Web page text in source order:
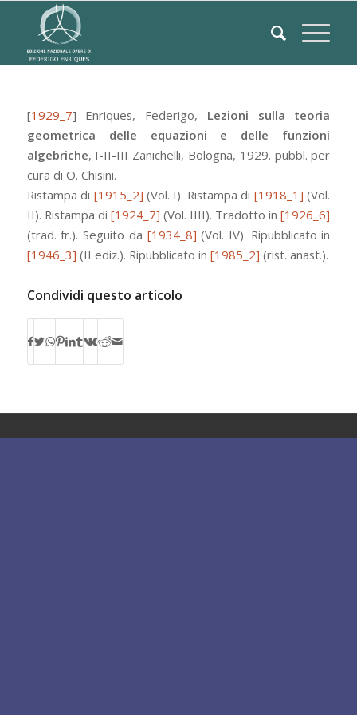
[1929_7] Enriques, Federigo, Lezioni sulla teoria
geometrica delle equazioni e delle funzioni
algebriche, I-II-III Zanichelli, Bologna, 1929. pubbl. per
cura di O. Chisini.
Ristampa di [1915_2] (Vol. I). Ristampa di [1918_1] (Vol.
II). Ristampa di [1924_7] (Vol. IIII). Tradotto in[1926_6]
(trad. fr.). Seguito da [1934_8] (Vol. IV). Ripubblicato in
[1946_3] (II ediz.). Ripubblicato in [1985_2] (rist. anast.).
Condividi questo articolo